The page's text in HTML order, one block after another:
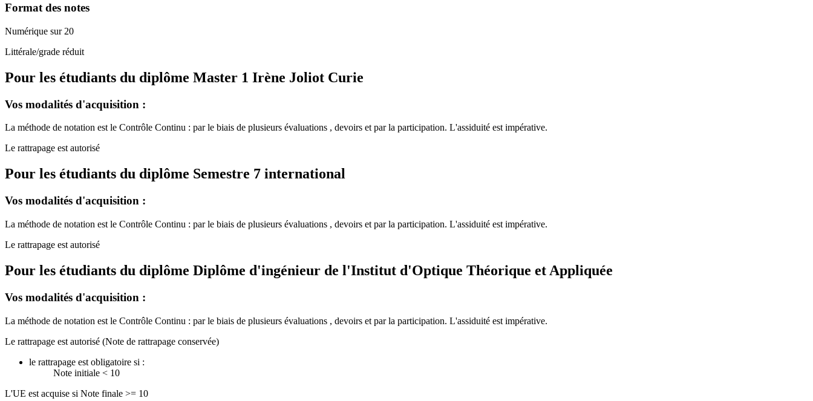
Format des notes
Numérique sur 20
Littérale/grade réduit
Pour les étudiants du diplôme Master 1 Irène Joliot Curie
Vos modalités d'acquisition :
La méthode de notation est le Contrôle Continu : par le biais de plusieurs évaluations , devoirs et par la participation. L'assiduité est impérative.
Le rattrapage est autorisé
Pour les étudiants du diplôme Semestre 7 international
Vos modalités d'acquisition :
La méthode de notation est le Contrôle Continu : par le biais de plusieurs évaluations , devoirs et par la participation. L'assiduité est impérative.
Le rattrapage est autorisé
Pour les étudiants du diplôme Diplôme d'ingénieur de l'Institut d'Optique Théorique et Appliquée
Vos modalités d'acquisition :
La méthode de notation est le Contrôle Continu : par le biais de plusieurs évaluations , devoirs et par la participation. L'assiduité est impérative.
Le rattrapage est autorisé (Note de rattrapage conservée)
le rattrapage est obligatoire si :
Note initiale < 10
L'UE est acquise si Note finale >= 10